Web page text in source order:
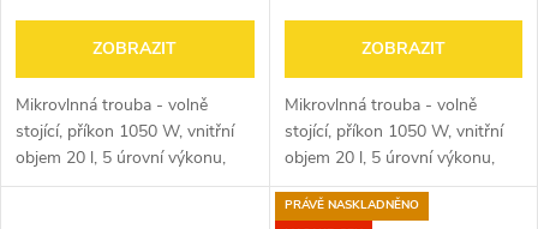
ZOBRAZIT
Mikrovlnná trouba - volně
stojící, příkon 1050 W, vnitřní
objem 20 l, 5 úrovní výkonu,
700W výkon mikrovlnného
ZOBRAZIT
Mikrovlnná trouba - volně
stojící, příkon 1050 W, vnitřní
objem 20 l, 5 úrovní výkonu,
700W výkon mikrovlnného
ohřevu, s 25,5cm otočným
PRÁVĚ NASKLADNĚNO